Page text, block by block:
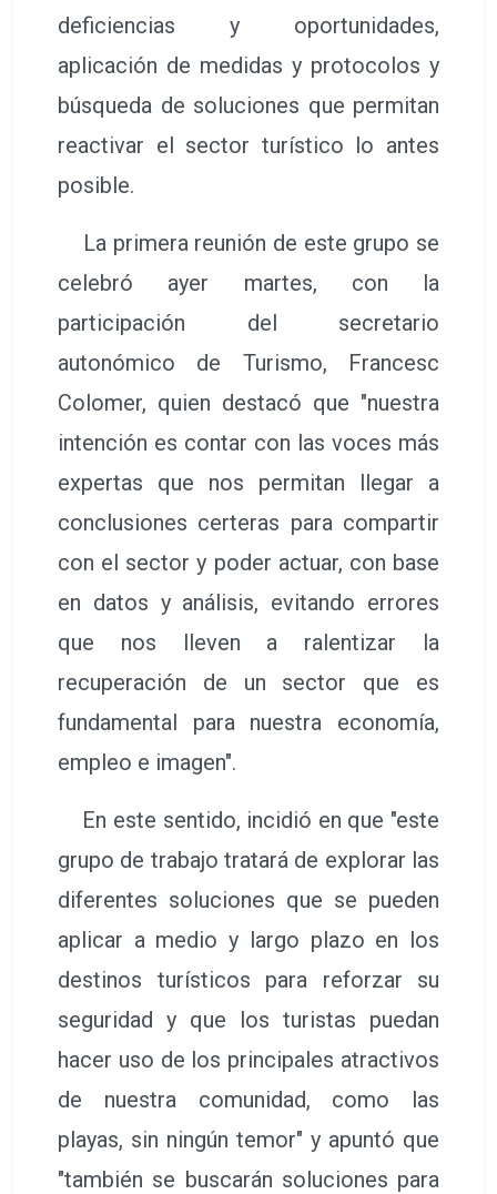
deficiencias y oportunidades,
aplicación de medidas y protocolos y
búsqueda de soluciones que permitan
reactivar el sector turístico lo antes
posible.
La primera reunión de este grupo se
celebró ayer martes, con la
participación del secretario
autonómico de Turismo, Francesc
Colomer, quien destacó que "nuestra
intención es contar con las voces más
expertas que nos permitan llegar a
conclusiones certeras para compartir
con el sector y poder actuar, con base
en datos y análisis, evitando errores
que nos lleven a ralentizar la
recuperación de un sector que es
fundamental para nuestra economía,
empleo e imagen".
En este sentido, incidió en que "este
grupo de trabajo tratará de explorar las
diferentes soluciones que se pueden
aplicar a medio y largo plazo en los
destinos turísticos para reforzar su
seguridad y que los turistas puedan
hacer uso de los principales atractivos
de nuestra comunidad, como las
playas, sin ningún temor" y apuntó que
"también se buscarán soluciones para